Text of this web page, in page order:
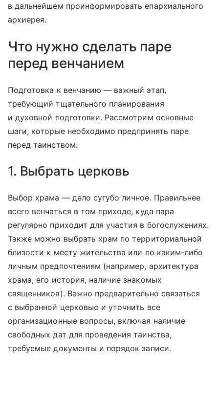
в дальнейшем проинформировать епархиального
архиерея.
Что нужно сделать паре
перед венчанием
Подготовка к венчанию — важный этап,
требующий тщательного планирования
и духовной подготовки. Рассмотрим основные
шаги, которые необходимо предпринять паре
перед таинством.
1. Выбрать церковь
Выбор храма — дело сугубо личное. Правильнее
всего венчаться в том приходе, куда пара
регулярно приходит для участия в богослужениях.
Также можно выбрать храм по территориальной
близости к месту жительства или по каким-либо
личным предпочтениям (например, архитектура
храма, его история, наличие знакомых
священников). Важно предварительно связаться
с выбранной церковью и уточнить все
организационные вопросы, включая наличие
свободных дат для проведения таинства,
требуемые документы и порядок записи.